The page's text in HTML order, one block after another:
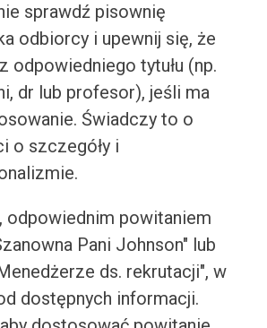
sprawdź pisownię
odbiorcy i upewnij się, że
odpowiedniego tytułu (np.
dr lub profesor), jeśli ma
Świadczy to o
o szczegóły i
odpowiednim powitaniem
Pani Johnson" lub
ds. rekrutacji", w
dostępnych informacji.